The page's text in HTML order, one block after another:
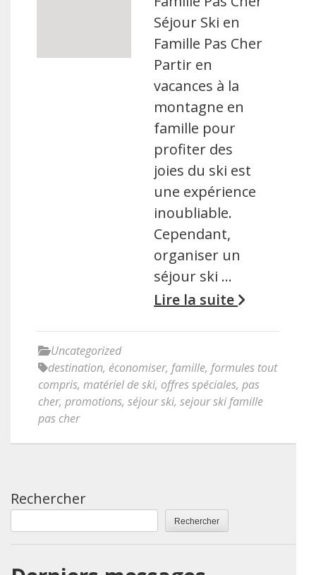
Séjour Ski en
Famille Pas Cher
Partir en
vacances à la
montagne en
famille pour
profiter des
joies du ski est
une expérience
inoubliable.
Cependant,
organiser un
séjour ski …
Lire la suite
Uncategorized
destination, économiser, famille, formules tout
compris, matériel de ski, offres spéciales, pas
cher, promotions, séjour ski, sejour ski famille
pas cher
Rechercher
Rechercher